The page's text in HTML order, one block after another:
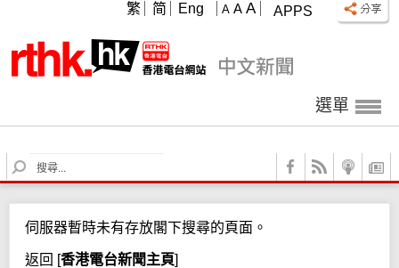
APPS
A A A
繁 简 Eng
選單
S
e
c
h
伺服器暫時未有存放閣下搜尋的頁面。
返回 [香港電台新聞主頁]